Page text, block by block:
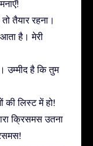
तैयार रहना।
है। मेरी
उम्मीद है कि तुम
की लिस्ट में हो!
क्रिसमस उतना